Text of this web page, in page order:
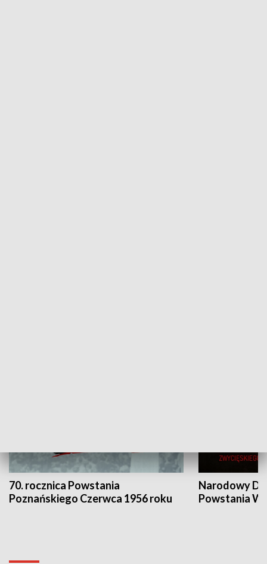
70. rocznica Powstania
Poznańskiego Czerwca 1956 roku
Narodowy
Powstania